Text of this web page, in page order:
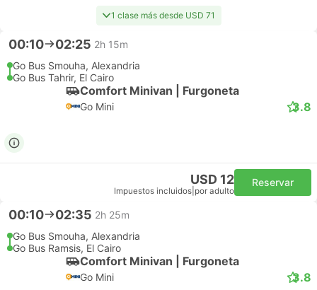
1 clase más desde USD 71
00:10 02:25 2h 15m
Go Bus Smouha, Alexandria
Go Bus Tahrir, El Cairo
Comfort Minivan | Furgoneta
Go Mini 3.8
USD 12
Impuestos incluidos por adulto
Reservar
00:10 02:35 2h 25m
Go Bus Smouha, Alexandria
Go Bus Ramsis, El Cairo
Comfort Minivan | Furgoneta
Go Mini 3.8